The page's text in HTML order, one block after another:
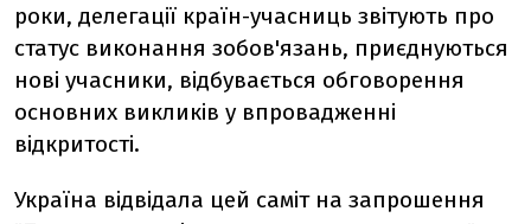
роки, делегації країн-учасниць звітують про
статус виконання зобов'язань, приєднуються
нові учасники, відбувається обговорення
основних викликів у впровадженні
відкритості.
Україна відвідала цей саміт на запрошення